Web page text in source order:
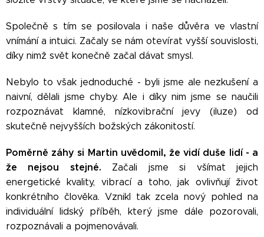
Společně s tím se posilovala i naše důvěra ve vlastní
vnímání a intuici. Začaly se nám otevírat vyšší souvislosti,
díky nimž svět konečně začal dávat smysl.
Nebylo to však jednoduché - byli jsme ale nezkušení a
naivní, dělali jsme chyby. Ale i díky nim jsme se naučili
rozpoznávat klamné, nízkovibrační jevy (iluze) od
skutečně nejvyšších božských zákonitostí.
Poměrně záhy si Martin uvědomil, že vidí duše lidí - a
že nejsou stejné. Začali jsme si všímat jejich
energetické kvality, vibrací a toho, jak ovlivňují život
konkrétního člověka. Vznikl tak zcela nový pohled na
individuální lidský příběh, který jsme dále pozorovali,
rozpoznávali a pojmenovávali.